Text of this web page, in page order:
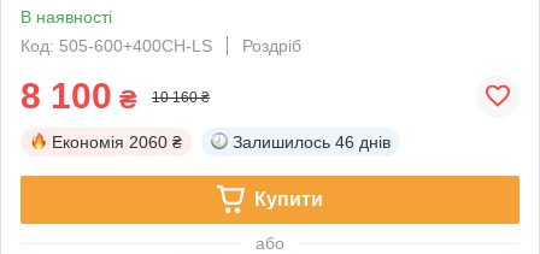
В наявності
Код: 505-600+400CH-LS
Роздріб
8 100 ₴ 10 160 ₴
Економія 2060 ₴ Залишилось 46 днів
Купити
або